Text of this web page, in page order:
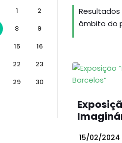
1
2
8
9
15
16
22
23
29
30
âmbito do
15/02/2024